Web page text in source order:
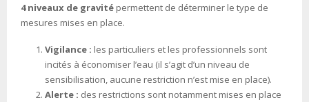
4 niveaux de gravité permettent de déterminer le type de
mesures mises en place.
Vigilance : les particuliers et les professionnels sont
incités à économiser l’eau (il s’agit d’un niveau de
sensibilisation, aucune restriction n’est mise en place).
Alerte : des restrictions sont notamment mises en place